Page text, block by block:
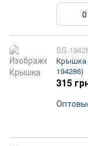
SS-
Крышка
194286)
315